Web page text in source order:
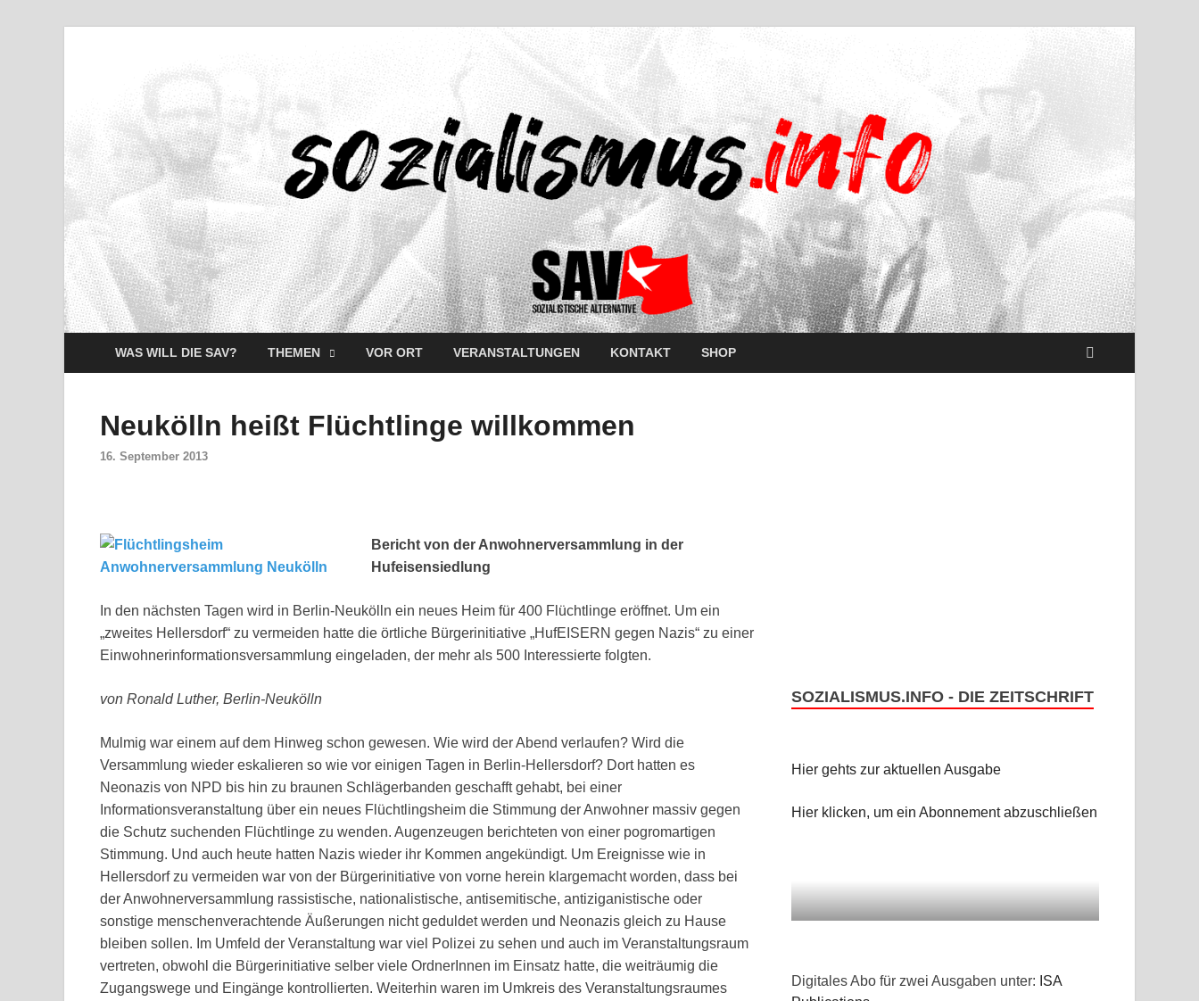
WAS WILL DIE SAV? THEMEN VOR ORT VERANSTALTUNGEN KONTAKT SHOP
Neukölln heißt Flüchtlinge willkommen
16. September 2013
Bericht von der Anwohnerversammlung in der
Hufeisensiedlung
In den nächsten Tagen wird in Berlin-Neukölln ein neues Heim für 400 Flüchtlinge eröffnet. Um ein
„zweites Hellersdorf“ zu vermeiden hatte die örtliche Bürgerinitiative „HufEISERN gegen Nazis“ zu einer
Einwohnerinformationsversammlung eingeladen, der mehr als 500 Interessierte folgten.
von Ronald Luther, Berlin-Neukölln
Mulmig war einem auf dem Hinweg schon gewesen. Wie wird der Abend verlaufen? Wird die
Versammlung wieder eskalieren so wie vor einigen Tagen in Berlin-Hellersdorf? Dort hatten es
Neonazis von NPD bis hin zu braunen Schlägerbanden geschafft gehabt, bei einer
Informationsveranstaltung über ein neues Flüchtlingsheim die Stimmung der Anwohner massiv gegen
die Schutz suchenden Flüchtlinge zu wenden. Augenzeugen berichteten von einer pogromartigen
Stimmung. Und auch heute hatten Nazis wieder ihr Kommen angekündigt. Um Ereignisse wie in
Hellersdorf zu vermeiden war von der Bürgerinitiative von vorne herein klargemacht worden, dass bei
der Anwohnerversammlung rassistische, nationalistische, antisemitische, antiziganistische oder
sonstige menschenverachtende Äußerungen nicht geduldet werden und Neonazis gleich zu Hause
bleiben sollen. Im Umfeld der Veranstaltung war viel Polizei zu sehen und auch im Veranstaltungsraum
vertreten, obwohl die Bürgerinitiative selber viele OrdnerInnen im Einsatz hatte, die weiträumig die
Zugangswege und Eingänge kontrollierten. Weiterhin waren im Umkreis des Veranstaltungsraumes
SOZIALISMUS.INFO - DIE ZEITSCHRIFT
Hier gehts zur aktuellen Ausgabe
Hier klicken, um ein Abonnement abzuschließen
Digitales Abo für zwei Ausgaben unter: ISA